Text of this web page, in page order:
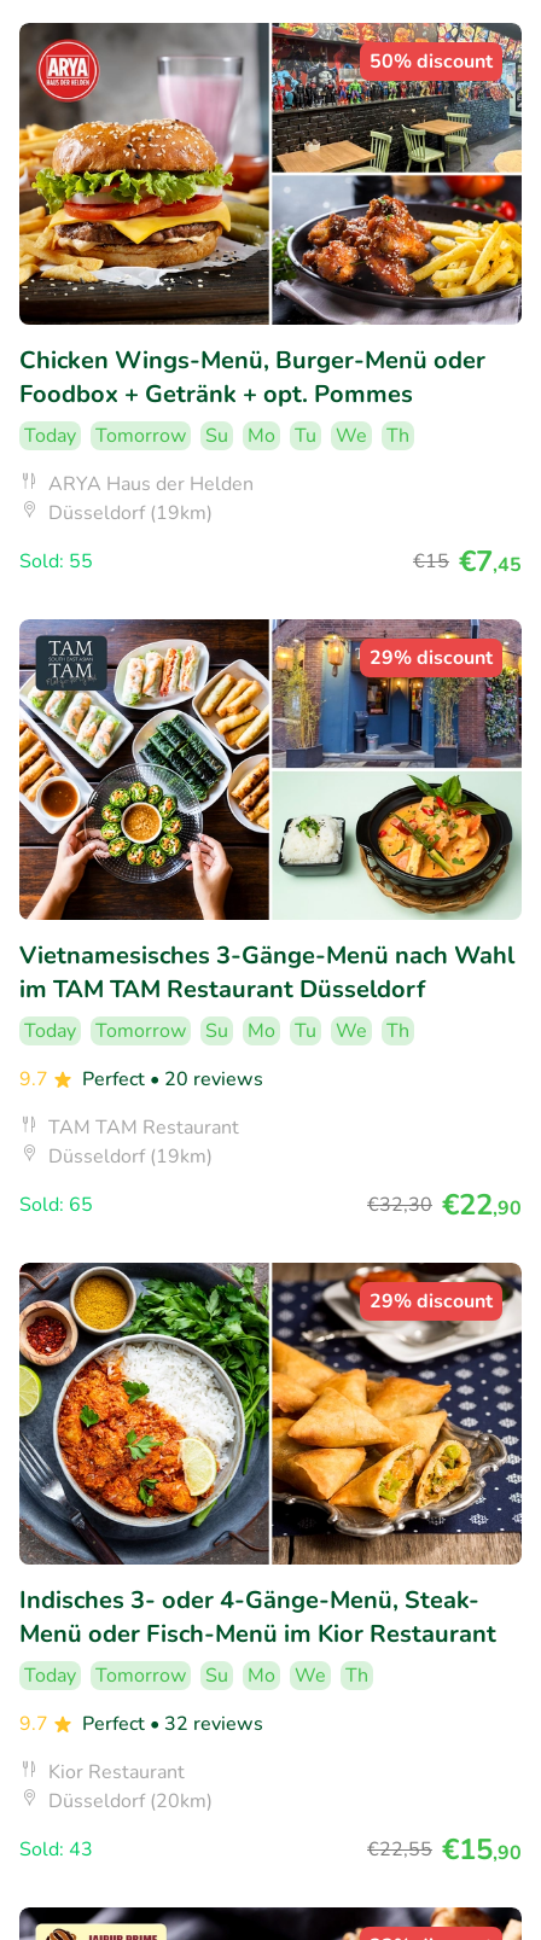
50% discount
Chicken Wings-Menü, Burger-Menü oder
Foodbox + Getränk + opt. Pommes
Today Tomorrow Su Mo Tu We
Th
ARYA Haus der Helden
Düsseldorf (19km)
Sold: 55
€15 €7,45
29% discount
Vietnamesisches 3-Gänge-Menü nach Wahl
im TAM TAM Restaurant Düsseldorf
Today Tomorrow Su Mo Tu We
Th
9.7
Perfect • 20 reviews
TAM TAM Restaurant
Düsseldorf (19km)
Sold: 65
€32,30 €22,90
29% discount
Indisches 3- oder 4-Gänge-Menü, Steak-
Menü oder Fisch-Menü im Kior Restaurant
Today Tomorrow Su Mo We
Th
9.7
Perfect • 32 reviews
Kior Restaurant
Düsseldorf (20km)
Sold: 43
€22,55 €15,90